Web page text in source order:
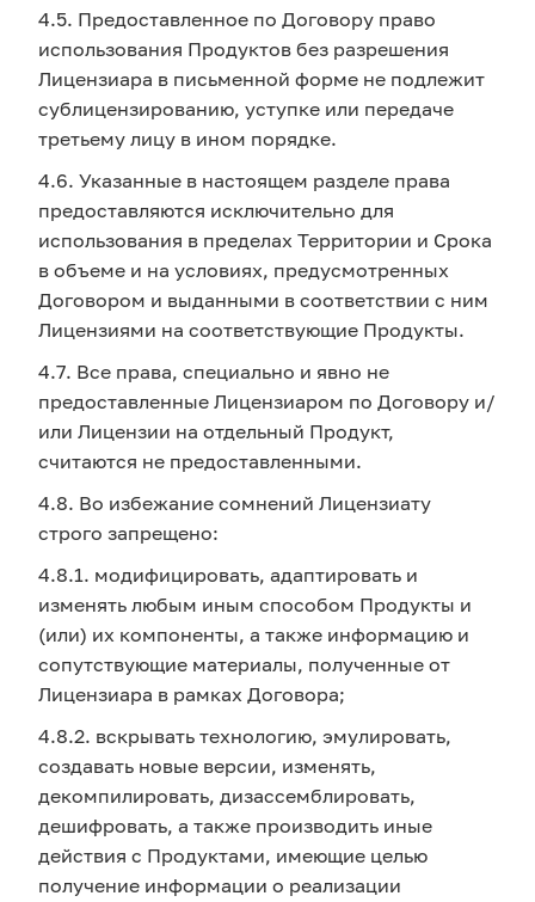
4.5. Предоставленное по Договору право
использования Продуктов без разрешения
Лицензиара в письменной форме не подлежит
сублицензированию, уступке или передаче
третьему лицу в ином порядке.
4.6. Указанные в настоящем разделе права
предоставляются исключительно для
использования в пределах Территории и Срока
в объеме и на условиях, предусмотренных
Договором и выданными в соответствии с ним
Лицензиями на соответствующие Продукты.
4.7. Все права, специально и явно не
предоставленные Лицензиаром по Договору и/
или Лицензии на отдельный Продукт,
считаются не предоставленными.
4.8. Во избежание сомнений Лицензиату
строго запрещено:
4.8.1. модифицировать, адаптировать и
изменять любым иным способом Продукты и
(или) их компоненты, а также информацию и
сопутствующие материалы, полученные от
Лицензиара в рамках Договора;
4.8.2. вскрывать технологию, эмулировать,
создавать новые версии, изменять,
декомпилировать, дизассемблировать,
дешифровать, а также производить иные
действия с Продуктами, имеющие целью
получение информации о реализации